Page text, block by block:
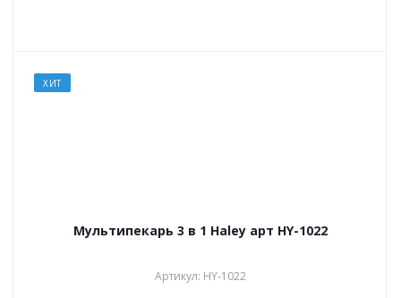
ХИТ
Мультипекарь 3 в 1 Haley арт HY-1022
Артикул: HY-1022